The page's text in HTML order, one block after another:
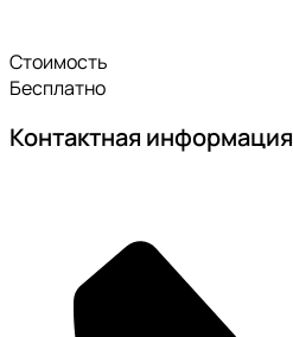
Стоимость
Бесплатно
Контактная информация